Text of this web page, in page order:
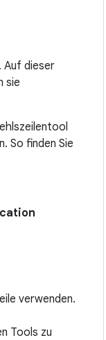
Auf dieser
sie
So finden Sie
verwenden.
Tools zu